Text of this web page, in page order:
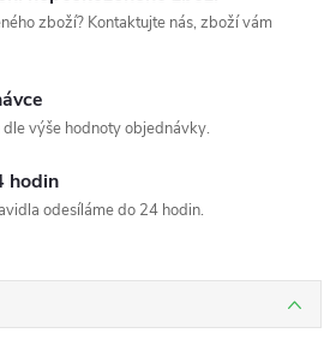
zboží? Kontaktujte nás, zboží vám
výše hodnoty objednávky.
hodin
odesíláme do 24 hodin.